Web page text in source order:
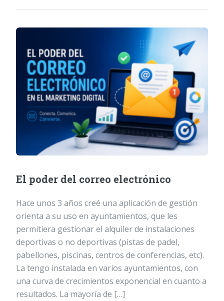
El poder del correo electrónico
Hace unos 3 años creé una aplicación de gestión
orienta a su uso en ayuntamientos, que les
permitiera gestionar el alquiler de instalaciones
deportivas o no deportivas (pistas de padel,
pabellones, piscinas, centros de conferencias, etc).
La tengo instalada en varios ayuntamientos, con
una curva de crecimientos exponencial en cuanto a
resultados. La mayoría de […]